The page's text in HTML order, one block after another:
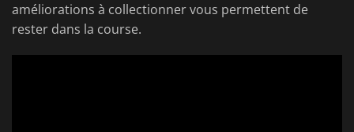
améliorations à collectionner vous permettent de
rester dans la course.